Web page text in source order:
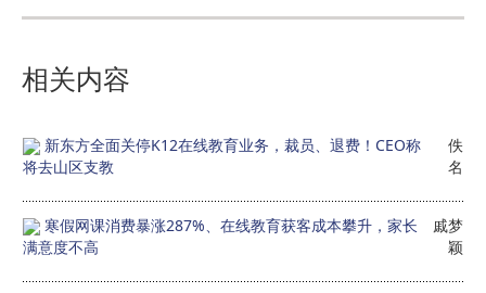
相关内容
新东方全面关停K12在线教育业务，裁员、退费！CEO称
将去山区支教
佚
名
寒假网课消费暴涨287%、在线教育获客成本攀升，家长
满意度不高
戚梦
颖